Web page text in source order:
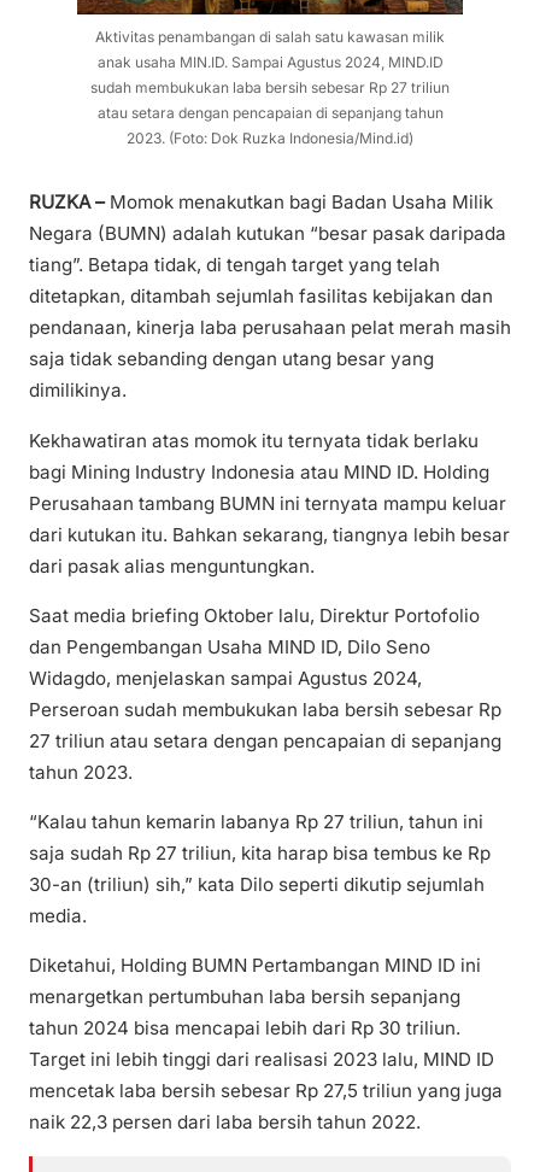
Aktivitas penambangan di salah satu kawasan milik
anak usaha MIN.ID. Sampai Agustus 2024, MIND.ID
sudah membukukan laba bersih sebesar Rp 27 triliun
atau setara dengan pencapaian di sepanjang tahun
2023. (Foto: Dok Ruzka Indonesia/Mind.id)
RUZKA –Momok menakutkan bagi Badan Usaha Milik
Negara (BUMN) adalah kutukan “besar pasak daripada
tiang”. Betapa tidak, di tengah target yang telah
ditetapkan, ditambah sejumlah fasilitas kebijakan dan
pendanaan, kinerja laba perusahaan pelat merah masih
saja tidak sebanding dengan utang besar yang
dimilikinya.
Kekhawatiran atas momok itu ternyata tidak berlaku
bagi Mining Industry Indonesia atau MIND ID. Holding
Perusahaan tambang BUMN ini ternyata mampu keluar
dari kutukan itu. Bahkan sekarang, tiangnya lebih besar
dari pasak alias menguntungkan.
Saat media briefing Oktober lalu, Direktur Portofolio
dan Pengembangan Usaha MIND ID, Dilo Seno
Widagdo, menjelaskan sampai Agustus 2024,
Perseroan sudah membukukan laba bersih sebesar Rp
27 triliun atau setara dengan pencapaian di sepanjang
tahun 2023.
“Kalau tahun kemarin labanya Rp 27 triliun, tahun ini
saja sudah Rp 27 triliun, kita harap bisa tembus ke Rp
30-an (triliun) sih,” kata Dilo seperti dikutip sejumlah
media.
Diketahui, Holding BUMN Pertambangan MIND ID ini
menargetkan pertumbuhan laba bersih sepanjang
tahun 2024 bisa mencapai lebih dari Rp 30 triliun.
Target ini lebih tinggi dari realisasi 2023 lalu, MIND ID
mencetak laba bersih sebesar Rp 27,5 triliun yang juga
naik 22,3 persen dari laba bersih tahun 2022.